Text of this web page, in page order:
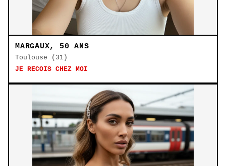
MARGAUX, 50 ANS
Toulouse (31)
JE RECOIS CHEZ MOI